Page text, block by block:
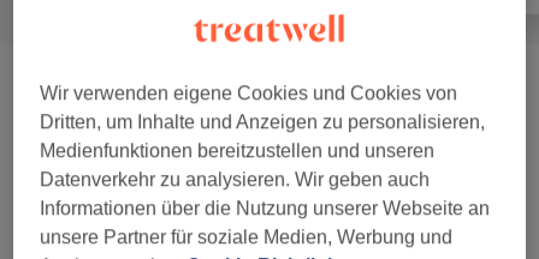
Herren - Haarschnitte & Stylings (7) ab 10 €
Kinder - Haarschnitte & Stylings (1)
Damen - Haarschnitte & Stylings (3) ab 10 €
Wir verwenden eigene Cookies und Cookies von
Dritten, um Inhalte und Anzeigen zu personalisieren,
Medienfunktionen bereitzustellen und unseren
Datenverkehr zu analysieren. Wir geben auch
Informationen über die Nutzung unserer Webseite an
unsere Partner für soziale Medien, Werbung und